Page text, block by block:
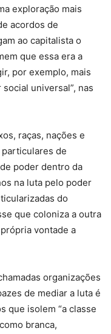
exploração mais
acordos de
ao capitalista o
que essa era a
por exemplo, mais
universal”, nas
raças, nações e
de
poder dentro da
na luta pelo poder
do
que coloniza a outra
vontade a
organizações
de mediar a luta é
que isolem “a classe
branca,